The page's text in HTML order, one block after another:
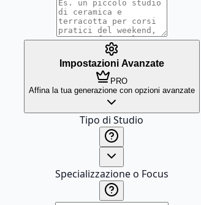
Impostazioni Avanzate
PRO
Affina la tua generazione con opzioni avanzate
Tipo di Studio
Specializzazione o Focus